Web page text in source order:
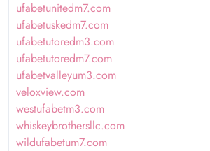
ufabetunitedm7.com
ufabetuskedm7.com
ufabetutoredm3.com
ufabetutoredm7.com
ufabetvalleyum3.com
veloxview.com
westufabetm3.com
whiskeybrothersllc.com
wildufabetum7.com